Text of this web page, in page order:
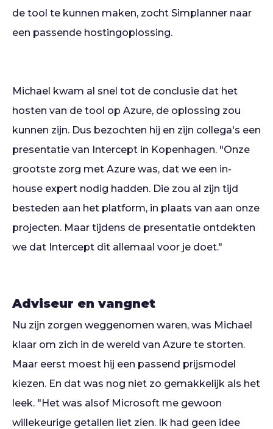
de tool te kunnen maken, zocht Simplanner naar
een passende hostingoplossing.
Michael kwam al snel tot de conclusie dat het
hosten van de tool op Azure, de oplossing zou
kunnen zijn. Dus bezochten hij en zijn collega's een
presentatie van Intercept in Kopenhagen. "Onze
grootste zorg met Azure was, dat we een in-
house expert nodig hadden. Die zou al zijn tijd
besteden aan het platform, in plaats van aan onze
projecten. Maar tijdens de presentatie ontdekten
we dat Intercept dit allemaal voor je doet."
Adviseur en vangnet
Nu zijn zorgen weggenomen waren, was Michael
klaar om zich in de wereld van Azure te storten.
Maar eerst moest hij een passend prijsmodel
kiezen. En dat was nog niet zo gemakkelijk als het
leek. "Het was alsof Microsoft me gewoon
willekeurige getallen liet zien. Ik had geen idee